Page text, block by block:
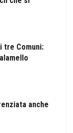
tre Comuni:
anche